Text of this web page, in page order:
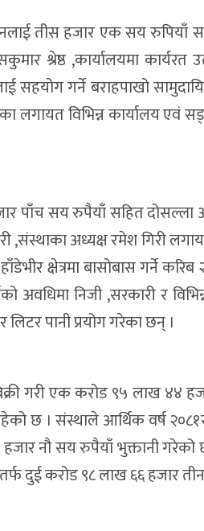
तीस हजार एक सय रुपियाँ
श्रेष्ठ ,कार्यालयमा
सहयोग गर्ने बराहपाखो
लगायत विभिन्न कार्यालय
पाँच सय रुपैयाँ सहित दोसल्ला
,संस्थाका अध्यक्ष रमेश गिरी
क्षेत्रमा बासोबास गर्ने
अवधिमा निजी ,सरकारी र
पानी प्रयोग गरेका छन् ।
गरी एक करोड ९५ लाख ४४
छ । संस्थाले आर्थिक वर्ष
हजार नौ सय रुपैयाँ भुक्तानी
दुई करोड ९८ लाख ६६ हजार